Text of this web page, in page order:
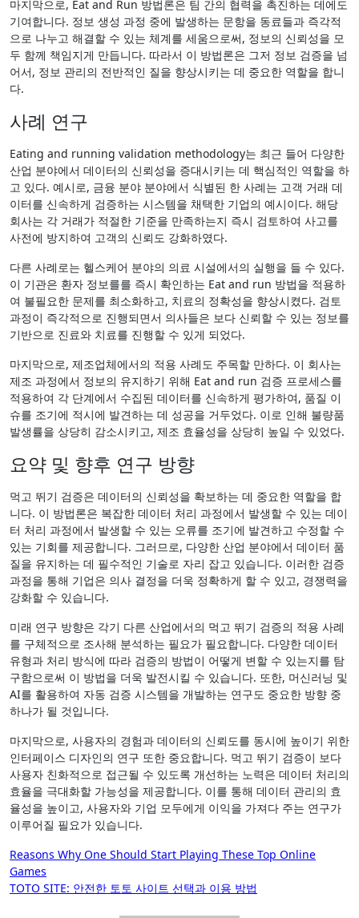
마지막으로, Eat and Run 방법론은 팀 간의 협력을 촉진하는 데에도
기여합니다. 정보 생성 과정 중에 발생하는 문항을 동료들과 즉각적
으로 나누고 해결할 수 있는 체계를 세움으로써, 정보의 신뢰성을 모
두 함께 책임지게 만듭니다. 따라서 이 방법론은 그저 정보 검증을 넘
어서, 정보 관리의 전반적인 질을 향상시키는 데 중요한 역할을 합니
다.
사례 연구
Eating and running validation methodology는 최근 들어 다양한
산업 분야에서 데이터의 신뢰성을 증대시키는 데 핵심적인 역할을 하
고 있다. 예시로, 금융 분야 분야에서 식별된 한 사례는 고객 거래 데
이터를 신속하게 검증하는 시스템을 채택한 기업의 예시이다. 해당
회사는 각 거래가 적절한 기준을 만족하는지 즉시 검토하여 사고를
사전에 방지하여 고객의 신뢰도 강화하였다.
다른 사례로는 헬스케어 분야의 의료 시설에서의 실행을 들 수 있다.
이 기관은 환자 정보를를 즉시 확인하는 Eat and run 방법을 적용하
여 불필요한 문제를 최소화하고, 치료의 정확성을 향상시켰다. 검토
과정이 즉각적으로 진행되면서 의사들은 보다 신뢰할 수 있는 정보를
기반으로 진료와 치료를 진행할 수 있게 되었다.
마지막으로, 제조업체에서의 적용 사례도 주목할 만하다. 이 회사는
제조 과정에서 정보의 유지하기 위해 Eat and run 검증 프로세스를
적용하여 각 단계에서 수집된 데이터를 신속하게 평가하여, 품질 이
슈를 조기에 적시에 발견하는 데 성공을 거두었다. 이로 인해 불량품
발생률을 상당히 감소시키고, 제조 효율성을 상당히 높일 수 있었다.
요약 및 향후 연구 방향
먹고 뛰기 검증은 데이터의 신뢰성을 확보하는 데 중요한 역할을 합
니다. 이 방법론은 복잡한 데이터 처리 과정에서 발생할 수 있는 데이
터 처리 과정에서 발생할 수 있는 오류를 조기에 발견하고 수정할 수
있는 기회를 제공합니다. 그러므로, 다양한 산업 분야에서 데이터 품
질을 유지하는 데 필수적인 기술로 자리 잡고 있습니다. 이러한 검증
과정을 통해 기업은 의사 결정을 더욱 정확하게 할 수 있고, 경쟁력을
강화할 수 있습니다.
미래 연구 방향은 각기 다른 산업에서의 먹고 뛰기 검증의 적용 사례
를 구체적으로 조사해 분석하는 필요가 필요합니다. 다양한 데이터
유형과 처리 방식에 따라 검증의 방법이 어떻게 변할 수 있는지를 탐
구함으로써 이 방법을 더욱 발전시킬 수 있습니다. 또한, 머신러닝 및
AI를 활용하여 자동 검증 시스템을 개발하는 연구도 중요한 방향 중
하나가 될 것입니다.
마지막으로, 사용자의 경험과 데이터의 신뢰도를 동시에 높이기 위한
인터페이스 디자인의 연구 또한 중요합니다. 먹고 뛰기 검증이 보다
사용자 친화적으로 접근될 수 있도록 개선하는 노력은 데이터 처리의
효율을 극대화할 가능성을 제공합니다. 이를 통해 데이터 관리의 효
율성을 높이고, 사용자와 기업 모두에게 이익을 가져다 주는 연구가
이루어질 필요가 있습니다.
Post
navigation
Reasons Why One Should Start Playing These Top Online
Games
TOTO SITE: 안전한 토토 사이트 선택과 이용 방법